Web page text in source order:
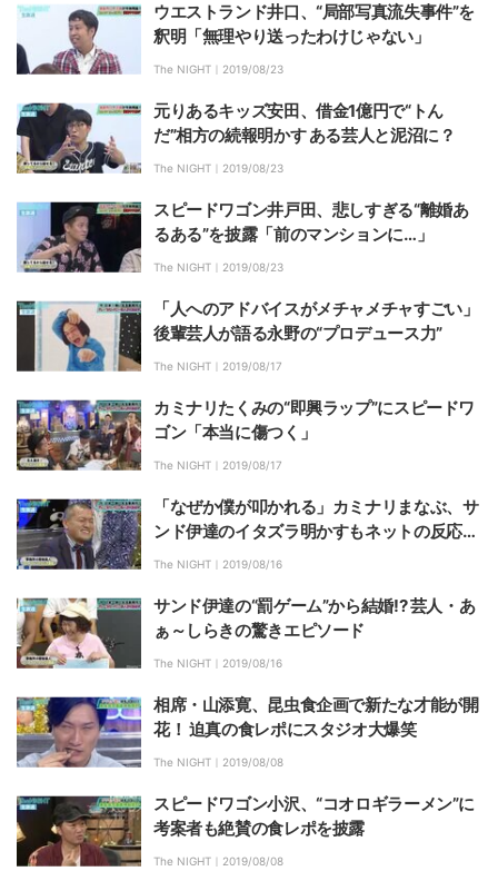
ウエストランド井口、“局部写真流失事件”を
釈明「無理やり送ったわけじゃない」
The NIGHT｜ 2019/08/23
元りあるキッズ安田、借金1億円で“トん
だ”相方の続報明かす ある芸人と泥沼に？
The NIGHT｜ 2019/08/23
スピードワゴン井戸田、悲しすぎる“離婚あ
るある”を披露「前のマンションに…」
The NIGHT｜ 2019/08/23
「人へのアドバイスがメチャメチャすごい」
後輩芸人が語る永野の“プロデュース力”
The NIGHT｜ 2019/08/17
カミナリたくみの“即興ラップ”にスピードワ
ゴン「本当に傷つく」
The NIGHT｜ 2019/08/17
「なぜか僕が叩かれる」カミナリまなぶ、サ
ンド伊達のイタズラ明かすもネットの反応に
嘆き
The NIGHT｜ 2019/08/16
サンド伊達の“罰ゲーム”から結婚!? 芸人・あ
ぁ～しらきの驚きエピソード
The NIGHT｜ 2019/08/16
相席・山添寛、昆虫食企画で新たな才能が開
花！ 迫真の食レポにスタジオ大爆笑
The NIGHT｜ 2019/08/08
スピードワゴン小沢、“コオロギラーメン”に
考案者も絶賛の食レポを披露
The NIGHT｜ 2019/08/08